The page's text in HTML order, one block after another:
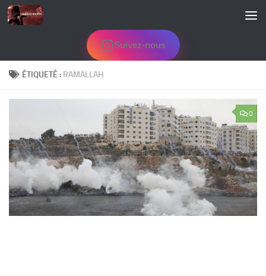
Skip to content
Suivez-nous
ÉTIQUETÉ : RAMALLAH
0